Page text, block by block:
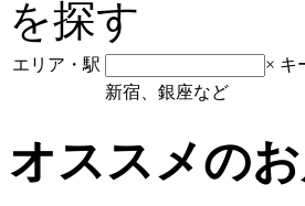
エリア・駅 × キ
新宿、銀座など
オススメの